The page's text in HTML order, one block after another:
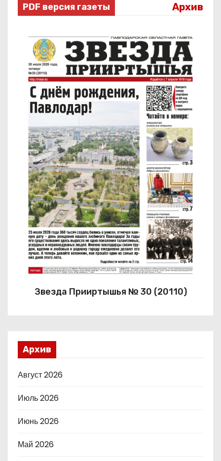
PDF версия газеты Архив
Звезда Прииртышья № 30 (20110)
Архив
Август 2026
Июль 2026
Июнь 2026
Май 2026